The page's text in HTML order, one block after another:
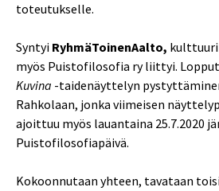
toteutukselle.
Syntyi RyhmäToinenAalto,
myös Puistofilosofia ry liittyi.
Kuvina -taidenäyttelyn
Rahkolaan, jonka viimeisen
ajoittuu myös lauantaina 25.7.2020
Puistofilosofiapäivä.
Kokoonnutaan yhteen, tavataan